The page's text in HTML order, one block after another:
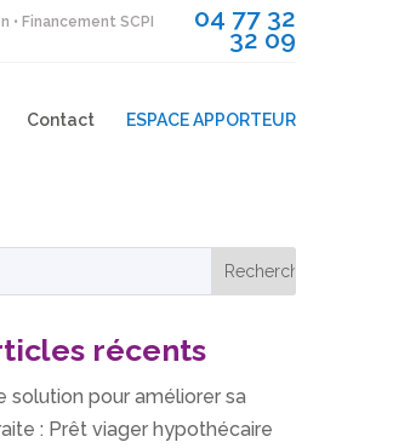
Financement SCPI 04 77 32
32 09
Contact ESPACE APPORTEUR
récents
solution pour améliorer sa
: Prêt viager hypothécaire